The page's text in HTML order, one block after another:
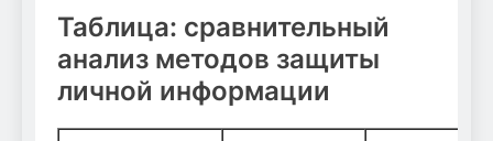
Таблица: сравнительный
анализ методов защиты
личной информации